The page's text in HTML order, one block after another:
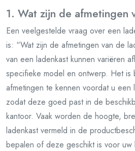
1. Wat zijn de afmetingen
Een veelgestelde vraag over een
is: “Wat zijn de afmetingen van de
van een ladenkast kunnen variëren
specifieke model en ontwerp. Het is
afmetingen te kennen voordat u een
zodat deze goed past in de
kantoor. Vaak worden de hoogte,
ladenkast vermeld in de
bepalen of deze geschikt is voor